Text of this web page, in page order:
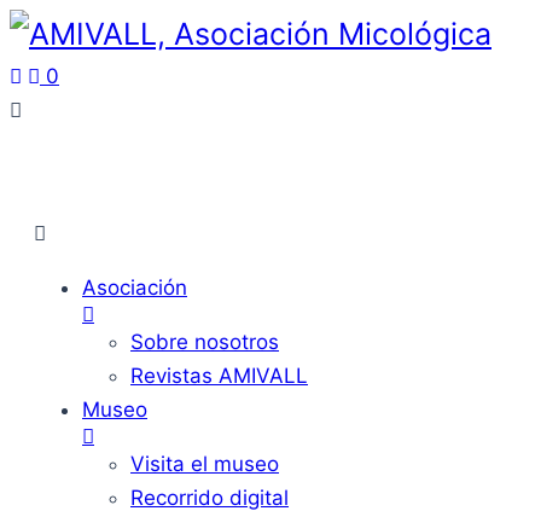
0
Asociación
Sobre nosotros
Revistas AMIVALL
Museo
Visita el museo
Recorrido digital